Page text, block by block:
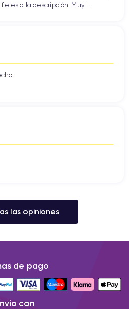
a la descripción. Muy ...
las opiniones
de pago
con